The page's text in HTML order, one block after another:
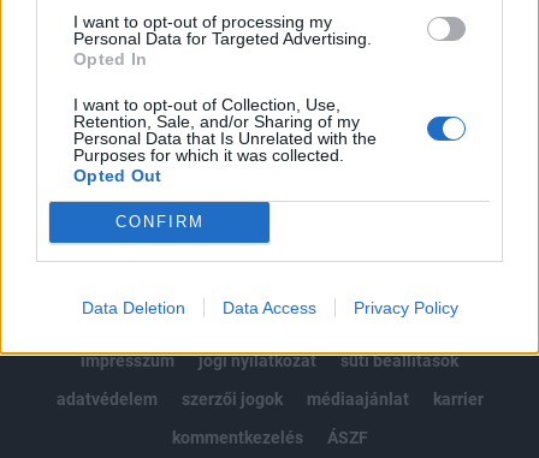
I want to opt-out of processing my
Personal Data for Targeted Advertising.
Opted In
I want to opt-out of Collection, Use,
Retention, Sale, and/or Sharing of my
Personal Data that Is Unrelated with the
Purposes for which it was collected.
Opted Out
CONFIRM
Data Deletion Data Access Privacy Policy
Előfizetés
MÁR ELŐFIZETŐNK VAGY?BEJELENTKEZÉS
impresszum
jogi nyilatkozat
süti beállítások
adatvédelem
szerzői jogok médiaajánlat
karrier
kommentkezelés
ÁSZF